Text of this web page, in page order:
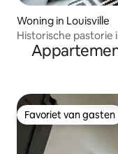
Woning in Louisville
Historische pastorie
Favoriet van gasten
Favoriet van gasten